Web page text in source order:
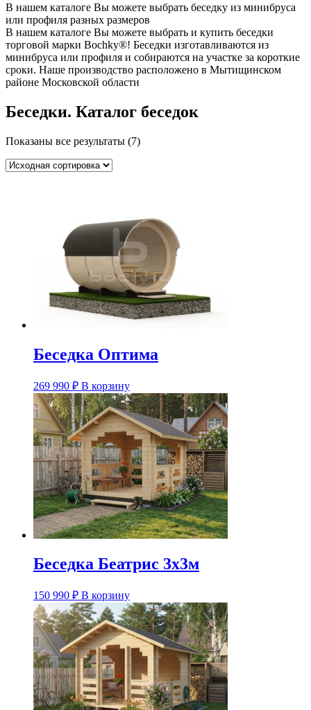
В нашем каталоге Вы можете выбрать беседку из минибруса
или профиля разных размеров
В нашем каталоге Вы можете выбрать и купить беседки
торговой марки Bochky®! Беседки изготавливаются из
минибруса или профиля и собираются на участке за короткие
сроки. Наше производство расположено в Мытищинском
районе Московской области
Беседки. Каталог беседок
Показаны все результаты (7)
Беседка Оптима
269 990 ₽ В корзину
Беседка Беатрис 3х3м
150 990 ₽ В корзину